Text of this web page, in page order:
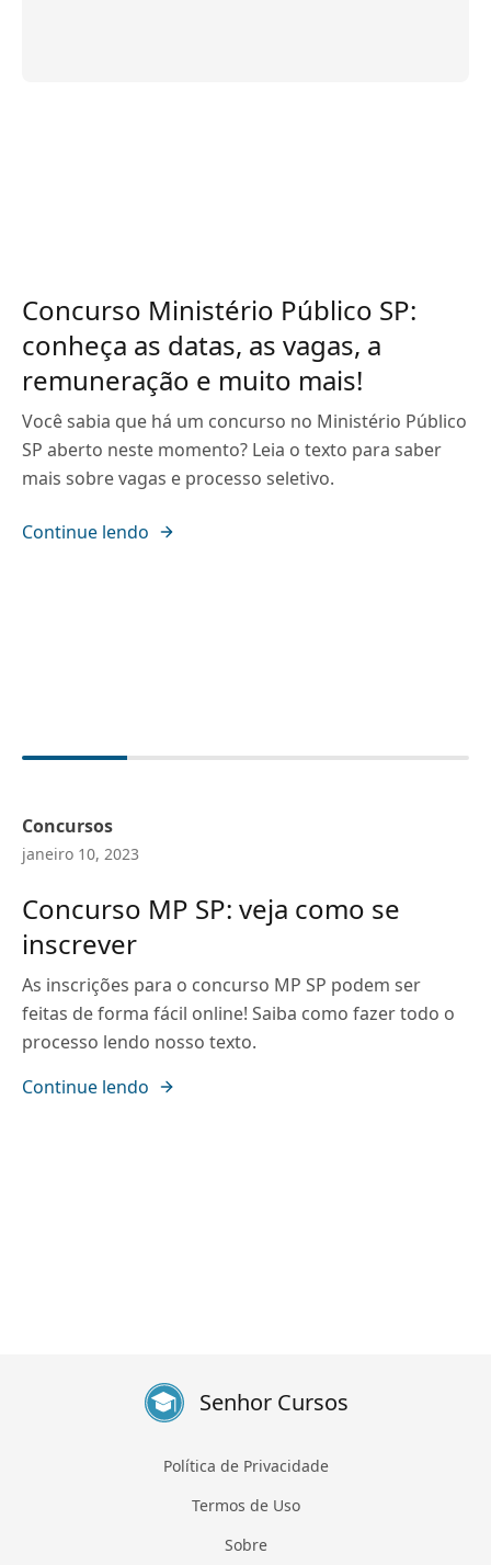
Concurso Ministério Público SP:
conheça as datas, as vagas, a
remuneração e muito mais!
Você sabia que há um concurso no Ministério Público
SP aberto neste momento? Leia o texto para saber
mais sobre vagas e processo seletivo.
Continue lendo
Concursos
janeiro 10, 2023
Concurso MP SP: veja como se
inscrever
As inscrições para o concurso MP SP podem ser
feitas de forma fácil online! Saiba como fazer todo o
processo lendo nosso texto.
Continue lendo
Senhor Cursos
Política de Privacidade
Termos de Uso
Sobre